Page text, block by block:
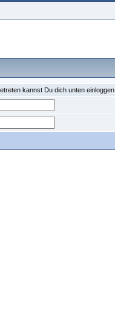
kannst Du dich unten einloggen